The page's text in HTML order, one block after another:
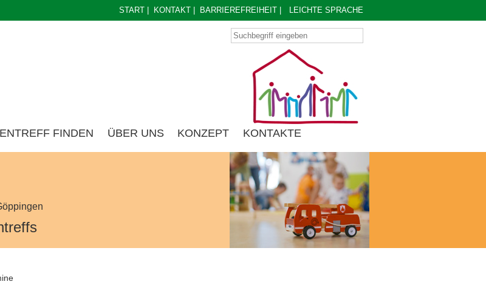
START KONTAKT BARRIEREFREIHEIT LEICHTE SPRACHE
FINDEN ÜBER UNS KONZEPT KONTAKTE